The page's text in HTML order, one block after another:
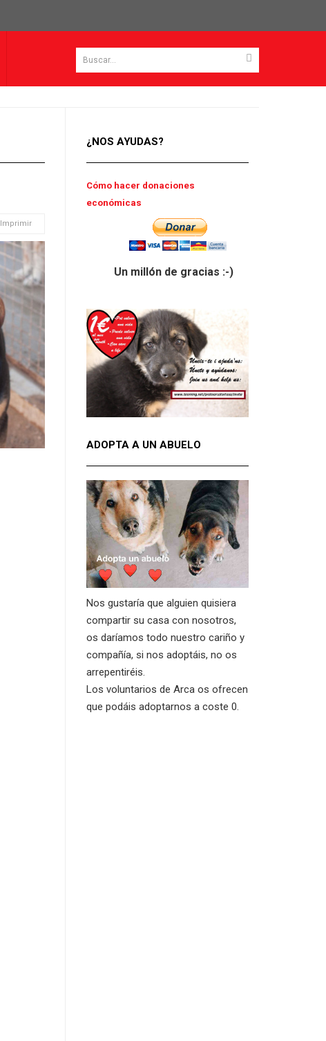
Imprimir
¿NOS AYUDAS?
Cómo hacer donaciones
económicas
Un millón de gracias :-)
ADOPTA A UN ABUELO
Nos gustaría que alguien quisiera
compartir su casa con nosotros,
os daríamos todo nuestro cariño y
compañía, si nos adoptáis, no os
arrepentiréis.
Los voluntarios de Arca os ofrecen
que podáis adoptarnos a coste 0.